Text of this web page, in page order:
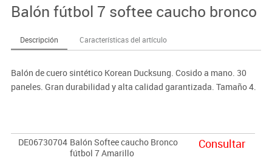
Balón fútbol 7 softee caucho bronco
Descripción Características del artículo
Balón de cuero sintético Korean Ducksung. Cosido a mano. 30
paneles. Gran durabilidad y alta calidad garantizada. Tamaño 4.
DE06730704 Balón Softee caucho Bronco
fútbol 7 Amarillo
Consultar